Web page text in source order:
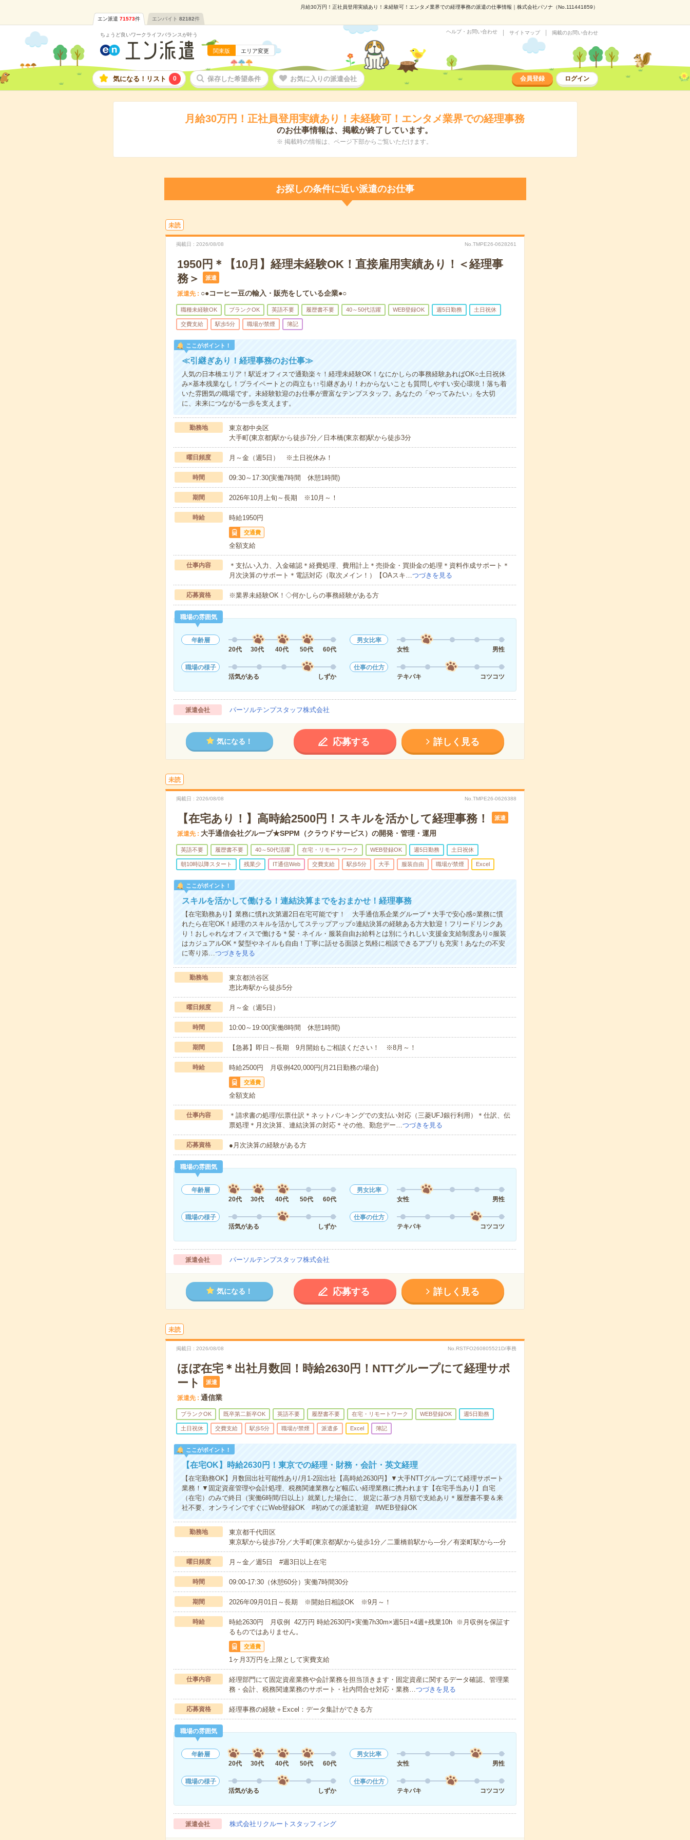
月給30万円！正社員登用実績あり！未経験可！エンタメ業界での経理事務の派遣の仕事情報｜株式会社パソナ（No.111441859）
エン派遣 71573件 エンバイト 82182件
ちょうど良いワークライフバランスが叶う
関東版 エリア変更
ヘルプ・お問い合わせ サイトマップ 掲載のお問い合わせ
気になる！リスト 0 保存した希望条件 お気に入りの派遣会社 会員登録 ログイン
月給30万円！正社員登用実績あり！未経験可！エンタメ業界での経理事務
のお仕事情報は、掲載が終了しています。
※ 掲載時の情報は、ページ下部からご覧いただけます。
お探しの条件に近い派遣のお仕事
未読
掲載日 2026/08/08 No.TMPE26-0628261
1950円＊【10月】経理未経験OK！直接雇用実績あり！＜経理事
務＞
派遣
派遣先 ○●コーヒー豆の輸入・販売をしている企業●○
職種未経験OK ブランクOK 英語不要 履歴書不要 40～50代活躍 WEB登録OK 週5日勤務 土日祝休
交費支給 駅歩5分 職場が禁煙 簿記
ここがポイント！
≪引継ぎあり！経理事務のお仕事≫
人気の日本橋エリア！駅近オフィスで通勤楽々！経理未経験OK！なにかしらの事務経験あればOK○土日祝休
み×基本残業なし！プライベートとの両立も↑↑引継ぎあり！わからないことも質問しやすい安心環境！落ち着
いた雰囲気の職場です。未経験歓迎のお仕事が豊富なテンプスタッフ。あなたの「やってみたい」を大切
に、未来につながる一歩を支えます。
勤務地
東京都中央区
大手町(東京都)駅から徒歩7分／日本橋(東京都)駅から徒歩3分
曜日頻度 月～金（週5日） ※土日祝休み！
時間 09:30～17:30(実働7時間 休憩1時間)
期間 2026年10月上旬～長期 ※10月～！
時給 時給1950円
交通費
全額支給
仕事内容
＊支払い入力、入金確認＊経費処理、費用計上＊売掛金・買掛金の処理＊資料作成サポート＊
月次決算のサポート＊電話対応（取次メイン！）【OAスキ…つづきを見る
応募資格 ※業界未経験OK！◇何かしらの事務経験がある方
職場の雰囲気
年齢層
20代
30代 40代 50代 60代
男女比率
女性
男性
職場の様子
活気がある
しずか
仕事の仕方
テキパキ
コツコツ
派遣会社 パーソルテンプスタッフ株式会社
気になる！ 応募する 詳しく見る
未読
掲載日 2026/08/08 No.TMPE26-0626388
【在宅あり！】高時給2500円！スキルを活かして経理事務！ 派遣
派遣先 大手通信会社グループ★SPPM（クラウドサービス）の開発・管理・運用
英語不要 履歴書不要 40～50代活躍 在宅・リモートワーク WEB登録OK 週5日勤務 土日祝休
朝10時以降スタート 残業少 IT通信Web 交費支給 駅歩5分 大手 服装自由 職場が禁煙 Excel
ここがポイント！
スキルを活かして働ける！連結決算までをおまかせ！経理事務
【在宅勤務あり】業務に慣れ次第週2日在宅可能です！ 大手通信系企業グループ＊大手で安心感○業務に慣
れたら在宅OK！経理のスキルを活かしてステップアップ○連結決算の経験ある方大歓迎！フリードリンクあ
り！おしゃれなオフィスで働ける＊髪・ネイル・服装自由お給料とは別にうれしい支援金支給制度あり○服装
はカジュアルOK＊髪型やネイルも自由！丁寧に話せる面談と気軽に相談できるアプリも充実！あなたの不安
に寄り添…つづきを見る
勤務地
東京都渋谷区
恵比寿駅から徒歩5分
曜日頻度 月～金（週5日）
時間 10:00～19:00(実働8時間 休憩1時間)
期間 【急募】即日～長期 9月開始もご相談ください！ ※8月～！
時給 時給2500円 月収例420,000円(月21日勤務の場合)
交通費
全額支給
仕事内容
＊請求書の処理/伝票仕訳＊ネットバンキングでの支払い対応（三菱UFJ銀行利用）＊仕訳、伝
票処理＊月次決算、連結決算の対応＊その他、勤怠デー…つづきを見る
応募資格 ●月次決算の経験がある方
職場の雰囲気
年齢層
20代
30代 40代 50代 60代
男女比率
女性
男性
職場の様子
活気がある
しずか
仕事の仕方
テキパキ
コツコツ
派遣会社 パーソルテンプスタッフ株式会社
気になる！ 応募する 詳しく見る
未読
掲載日 2026/08/08 No.RSTFO260805521D/事務
ほぼ在宅＊出社月数回！時給2630円！NTTグループにて経理サポ
ート
派遣
派遣先 通信業
ブランクOK 既卒第二新卒OK 英語不要 履歴書不要 在宅・リモートワーク WEB登録OK 週5日勤務
土日祝休 交費支給 駅歩5分 職場が禁煙 派遣多 Excel 簿記
ここがポイント！
【在宅OK】時給2630円！東京での経理・財務・会計・英文経理
【在宅勤務OK】月数回出社可能性あり/月1-2回出社【高時給2630円】▼大手NTTグループにて経理サポート
業務！▼固定資産管理や会計処理、税務関連業務など幅広い経理業務に携われます【在宅手当あり】自宅
（在宅）のみで終日（実働6時間/日以上）就業した場合に、 規定に基づき月額で支給あり＊履歴書不要＆来
社不要、オンラインですぐにWeb登録OK #初めての派遣歓迎 #WEB登録OK
勤務地
東京都千代田区
東京駅から徒歩7分／大手町(東京都)駅から徒歩1分／二重橋前駅から---分／有楽町駅から---分
曜日頻度 月～金／週5日 #週3日以上在宅
時間 09:00-17:30（休憩60分）実働7時間30分
期間 2026年09月01日～長期 ※開始日相談OK ※9月～！
時給
時給2630円 月収例 42万円 時給2630円×実働7h30m×週5日×4週+残業10h ※月収例を保証す
るものではありません。
交通費
1ヶ月3万円を上限として実費支給
仕事内容
経理部門にて固定資産業務や会計業務を担当頂きます・固定資産に関するデータ確認、管理業
務・会計、税務関連業務のサポート・社内問合せ対応・業務…つづきを見る
応募資格 経理事務の経験＋Excel：データ集計ができる方
職場の雰囲気
年齢層
20代
30代 40代 50代 60代
男女比率
女性
男性
職場の様子
活気がある
しずか
仕事の仕方
テキパキ
コツコツ
派遣会社 株式会社リクルートスタッフィング